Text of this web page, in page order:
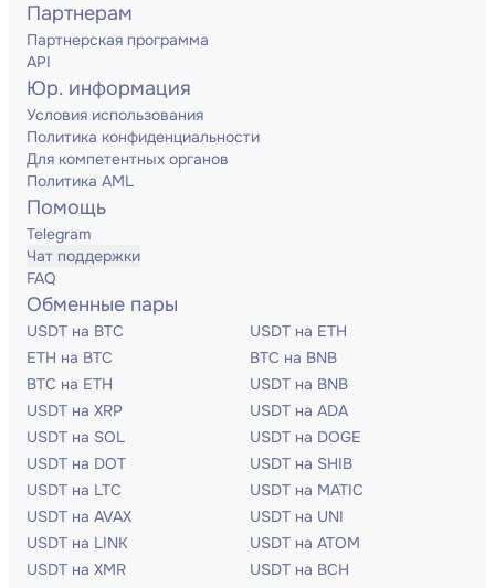
Партнерам
Партнерская программа
API
Юр. информация
Условия использования
Политика конфиденциальности
Для компетентных органов
Политика AML
Помощь
Telegram
Чат поддержки
FAQ
Обменные пары
USDT на BTC
USDT на ETH
ETH на BTC
BTC на BNB
BTC на ETH
USDT на BNB
USDT на XRP
USDT на ADA
USDT на SOL
USDT на DOGE
USDT на DOT
USDT на SHIB
USDT на LTC
USDT на MATIC
USDT на AVAX
USDT на UNI
USDT на LINK
USDT на ATOM
USDT на XMR
USDT на BCH